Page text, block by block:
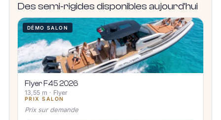
Des semi-rigides disponibles aujourd’hui
DÉMO SALON
Flyer F45 2026
13,55 m · Flyer
PRIX SALON
Prix sur demande